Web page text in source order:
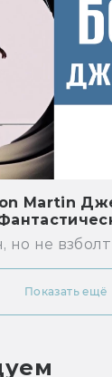
Martin
но не
Показать ещё